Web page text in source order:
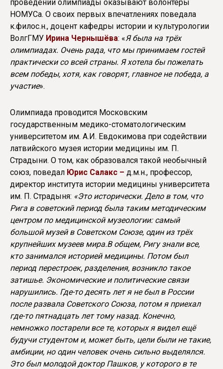
проведении олимпиады оказывают волонтёры
НОМУСа. О своих первых впечатлениях поведала
к.филос.н., доцент кафедры истории и культурологии
ВолгГМУ Ирина Чернышёва: «Я была на трёх
олимпиадах. Очень рада, что мы принимаем гостей
практически со всей страны. Я хотела бы пожелать
всем победы, хотя, как говорят, главное не победа, а
участие».
Олимпиада проводится Московским
государственным медико-стоматологическим
университетом им. А.И. Евдокимова при содействии
латвийского музея истории медицины им. П.
Страдыни. О том, как образовался такой необычный
союз, поведал Юрис Салакс – д.м.н., профессор,
директор института истории медицины университета
им. П. Страдыня: «Это исторически. Дело в том, что
Рига в советский период была таким методическим
центром по медицинской музеологии: самый
большой музей в Советском Союзе, один из трёх
крупнейших музеев мира.В общем, Ригу знали все,
кто занимался историей медицины. Потом был
период перестроек, разделения, возникло такое
затишье. Экономические и политические связи
нарушились. Где-то десять лет я не был в России
после развала Советского Союза, потом я приехал
где-то пятнадцать лет тому назад. Конечно,
немножко постарели все те, которых я видел ещё
будучи студентом и, может быть, цели были не такие,
амбиции, но один человек очень сильно выделялся.
Это был молодой доктор Пашков, у которого в те